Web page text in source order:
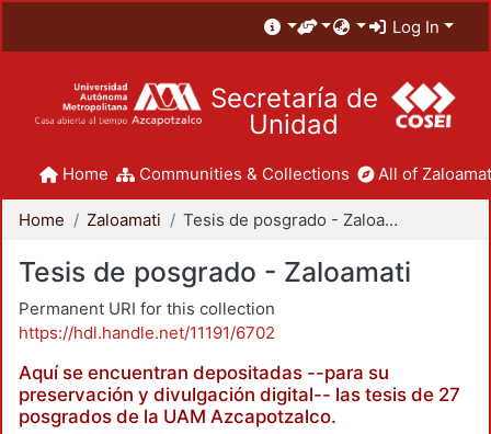
Log In
Secretaría de
Unidad
Home Communities & Collections All of
Home Zaloamati Tesis de posgrado - Zaloamati
Tesis de posgrado - Zaloamati
Permanent URI for this collection
https://hdl.handle.net/11191/6702
Aquí se encuentran depositadas --para su
preservación y divulgación digital-- las tesis de 27
posgrados de la UAM Azcapotzalco.